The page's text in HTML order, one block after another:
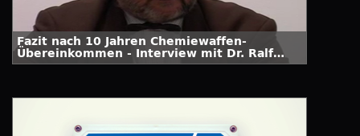
Fazit nach 10 Jahren Chemiewaffen-
Übereinkommen - Interview mit Dr. Ralf
Trapp